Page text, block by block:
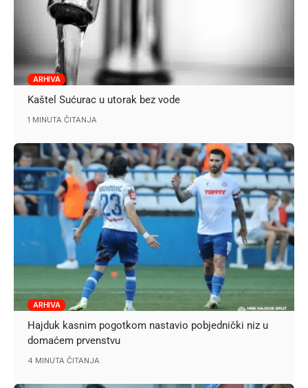
ARHIVA
Kaštel Sućurac u utorak bez vode
1 MINUTA ČITANJA
ARHIVA
Hajduk kasnim pogotkom nastavio pobjednički niz u
domaćem prvenstvu
4 MINUTA ČITANJA